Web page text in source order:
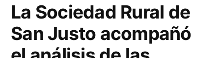
La Sociedad Rural de
San Justo acompañó